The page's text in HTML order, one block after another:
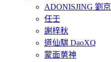
ADONISJING 劉京
任壬
謝梓秋
道仙騏 DaoXQ
蒙面莮神